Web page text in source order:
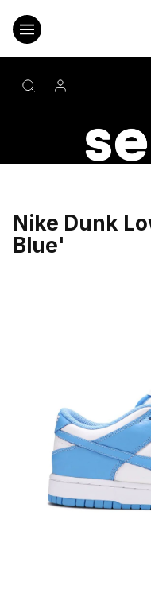
obsah
Nike Dunk
Blue'